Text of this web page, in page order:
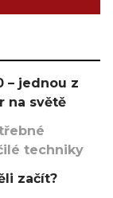
– jednou z
na světě
techniky
začít?